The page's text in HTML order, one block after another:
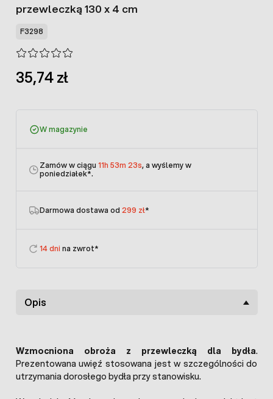
przewleczką 130 x 4 cm
F3298
35,74 zł
W magazynie
Zamów w ciągu 11h 53m 22s, a wyślemy w
poniedziałek*.
Darmowa dostawa od 299 zł*
14 dni na zwrot*
Opis
Wzmocniona obroża z przewleczką dla bydła.
Prezentowana uwięź stosowana jest w szczególności do
utrzymania dorosłego bydła przy stanowisku.